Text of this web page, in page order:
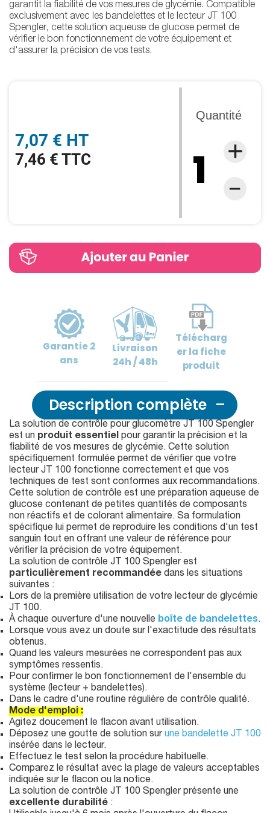
7,07 € HT
7,46 € TTC
Quantité
garantit la fiabilité de vos mesures de glycémie. Compatible
exclusivement avec les bandelettes et le lecteur JT 100
Spengler, cette solution aqueuse de glucose permet de
vérifier le bon fonctionnement de votre équipement et
d'assurer la précision de vos tests.
Garantie2
ans
Livraison
24h / 48h
Télécharg
erla fiche
produit
Description complète
La solution de contrôle pour glucomètre JT 100 Spengler
est un produit essentiel pour garantir la précision et la
fiabilité de vos mesures de glycémie. Cette solution
spécifiquement formulée permet de vérifier que votre
lecteur JT 100 fonctionne correctement et que vos
techniques de test sont conformes aux recommandations.
Cette solution de contrôle est une préparation aqueuse de
glucose contenant de petites quantités de composants
non réactifs et de colorant alimentaire. Sa formulation
spécifique lui permet de reproduire les conditions d'un test
sanguin tout en offrant une valeur de référence pour
vérifier la précision de votre équipement.
La solution de contrôle JT 100 Spengler est
particulièrement recommandée dans les situations
suivantes :
Lors de la première utilisation de votre lecteur de glycémie
JT 100.
À chaque ouverture d'une nouvelle boîte de bandelettes.
Lorsque vous avez un doute sur l'exactitude des résultats
obtenus.
Quand les valeurs mesurées ne correspondent pas aux
symptômes ressentis.
Pour confirmer le bon fonctionnement de l'ensemble du
système (lecteur + bandelettes).
Dans le cadre d'une routine régulière de contrôle qualité.
Mode d'emploi :
Agitez doucement le flacon avant utilisation.
Déposez une goutte de solution surune bandelette JT 100
insérée dans le lecteur.
Effectuez le test selon la procédure habituelle.
Comparez le résultat avec la plage de valeurs acceptables
indiquée sur le flacon ou la notice.
La solution de contrôle JT 100 Spengler présente une
excellente durabilité :